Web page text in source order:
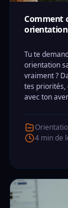
Comment
orientation
Tu te
orientation
vraiment ?
tes priorités,
avec ton
4 min de